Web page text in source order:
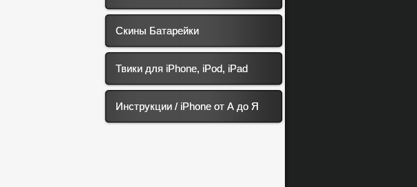
Скины Батарейки
Твики для iPhone, iPod, iPad
Инструкции / iPhone от А до Я